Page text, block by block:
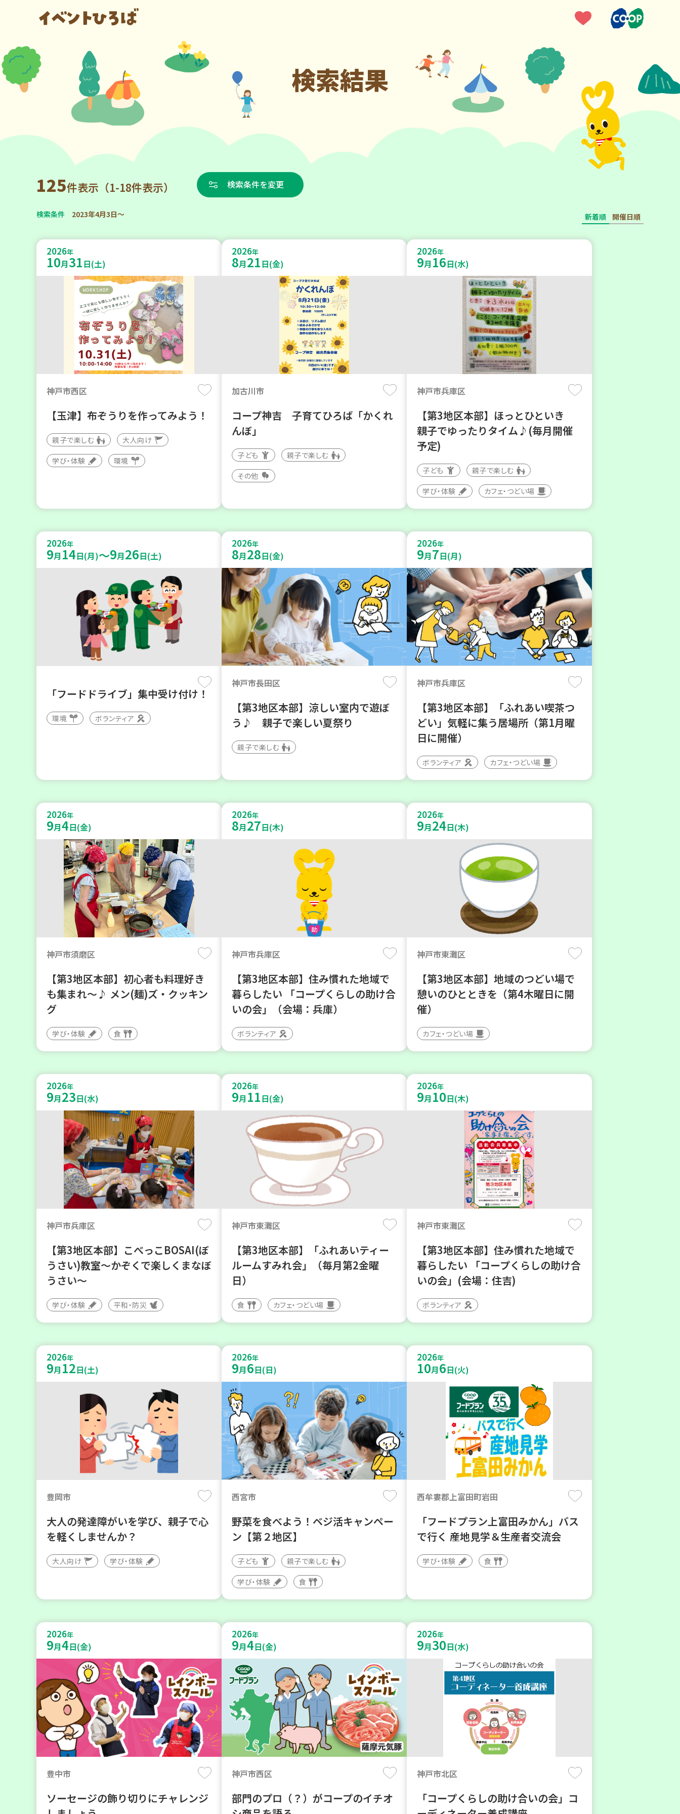
検索結果
125件表示（1-18件表示） 検索条件を変更
検索条件 2023年4月3日～ 新着順 開催日順
2026年
10月31日(土)
神戸市西区
【玉津】布ぞうりを作ってみよう！
親子で楽しむ 大人向け
学び・体験 環境
2026年
8月21日(金)
加古川市
コープ神吉 子育てひろば「かくれ
んぼ」
子ども 親子で楽しむ
その他
2026年
9月 16日(水)
神戸市兵庫区
【第3地区本部】ほっとひといき
親子でゆったりタイム♪(毎月開催
予定)
子ども 親子で楽しむ
学び・体験 カフェ・つどい場
2026年
9月 14日(月)～9月26日(土)
「フードドライブ」集中受け付け！
環境 ボランティア
2026年
8月28日(金)
神戸市長田区
【第3地区本部】涼しい室内で遊ぼ
う♪ 親子で楽しい夏祭り
親子で楽しむ
2026年
9月7日(月)
神戸市兵庫区
【第3地区本部】「ふれあい喫茶つ
どい」気軽に集う居場所（第1月曜
日に開催）
ボランティア カフェ・つどい場
2026年
9月4日(金)
神戸市須磨区
【第3地区本部】初心者も料理好き
も集まれ～♪ メン(麺)ズ・クッキン
グ
学び・体験 食
2026年
8月27日(木)
神戸市兵庫区
【第3地区本部】住み慣れた地域で
暮らしたい 「コープくらしの助け合
いの会」（会場：兵庫）
ボランティア
2026年
9月24日(木)
神戸市東灘区
【第3地区本部】地域のつどい場で
憩いのひとときを（第4木曜日に開
催）
カフェ・つどい場
2026年
9月23日(水)
神戸市兵庫区
【第3地区本部】こべっこBOSAI(ぼ
うさい)教室～かぞくで楽しくまなぼ
うさい～
学び・体験 平和・防災
2026年
9月 11日(金)
神戸市東灘区
【第3地区本部】「ふれあいティー
ルームすみれ会」（毎月第2金曜
日）
食 カフェ・つどい場
2026年
9月 10日(木)
神戸市東灘区
【第3地区本部】住み慣れた地域で
暮らしたい 「コープくらしの助け合
いの会」(会場：住吉)
ボランティア
2026年
9月 12日(土)
豊岡市
大人の発達障がいを学び、親子で心
を軽くしませんか？
大人向け 学び・体験
2026年
9月6日(日)
西宮市
野菜を食べよう！ベジ活キャンペー
ン【第２地区】
子ども 親子で楽しむ
学び・体験 食
2026年
10月6日(火)
西牟婁郡上富田町岩田
「フードプラン上富田みかん」バス
で行く 産地見学＆生産者交流会
学び・体験 食
2026年
9月4日(金)
豊中市
ソーセージの飾り切りにチャレンジ
2026年
9月4日(金)
神戸市西区
部門のプロ（？）がコープのイチオ
2026年
9月30日(水)
神戸市北区
「コープくらしの助け合いの会」コ